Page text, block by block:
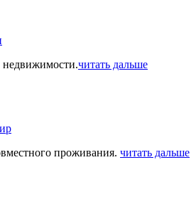
читать дальше
проживания. читать дальше